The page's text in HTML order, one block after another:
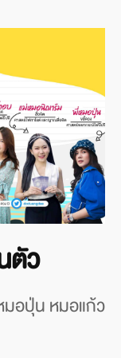
ตัว
มอปุ่น หมอแก้ว